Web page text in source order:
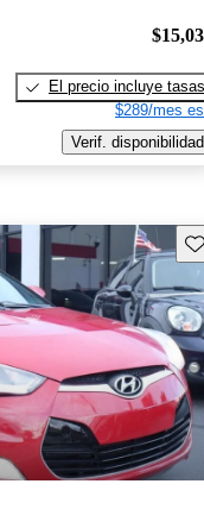
El precio incluye tasas
$289/mes
Verif. disponibilidad